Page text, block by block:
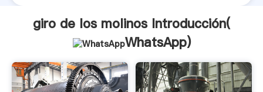
giro de los molinos Introducción(
WhatsApp)